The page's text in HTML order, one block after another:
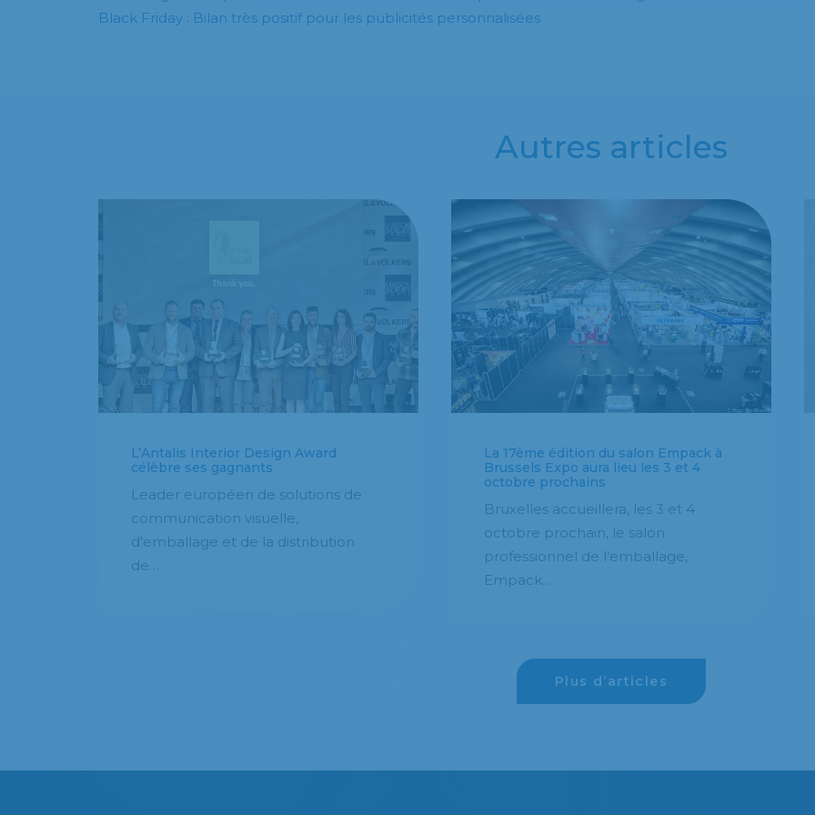
Black Friday : Bilan très positif pour les publicités personnalisées
Autres articles
L’Antalis Interior Design Award
célèbre ses gagnants
Leader européen de solutions de
communication visuelle,
d'emballage et de la distribution
de…
La 17ème édition du salon Empack à
Brussels Expo aura lieu les 3 et 4
octobre prochains
Bruxelles accueillera, les 3 et 4
octobre prochain, le salon
professionnel de l’emballage,
Empack.…
Plus d’articles